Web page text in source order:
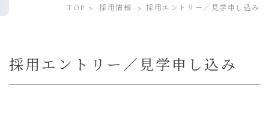
TOP 採用情報 採用エントリー／見学申し込み
採用エントリー／見学申し込み